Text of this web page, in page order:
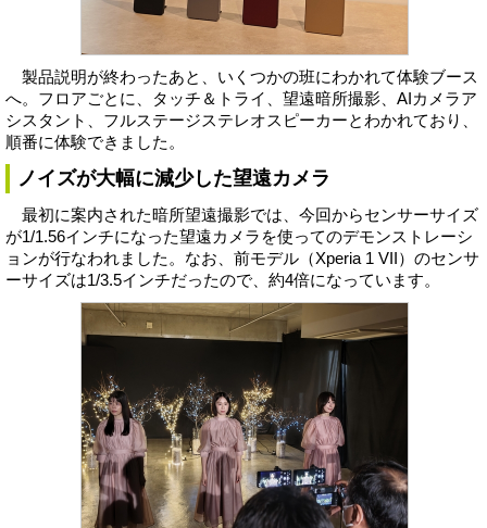
製品説明が終わったあと、いくつかの班にわかれて体験ブース
へ。フロアごとに、タッチ＆トライ、望遠暗所撮影、AIカメラア
シスタント、フルステージステレオスピーカーとわかれており、
順番に体験できました。
ノイズが大幅に減少した望遠カメラ
最初に案内された暗所望遠撮影では、今回からセンサーサイズ
が1/1.56インチになった望遠カメラを使ってのデモンストレーシ
ョンが行なわれました。なお、前モデル（Xperia 1 VII）のセンサ
ーサイズは1/3.5インチだったので、約4倍になっています。